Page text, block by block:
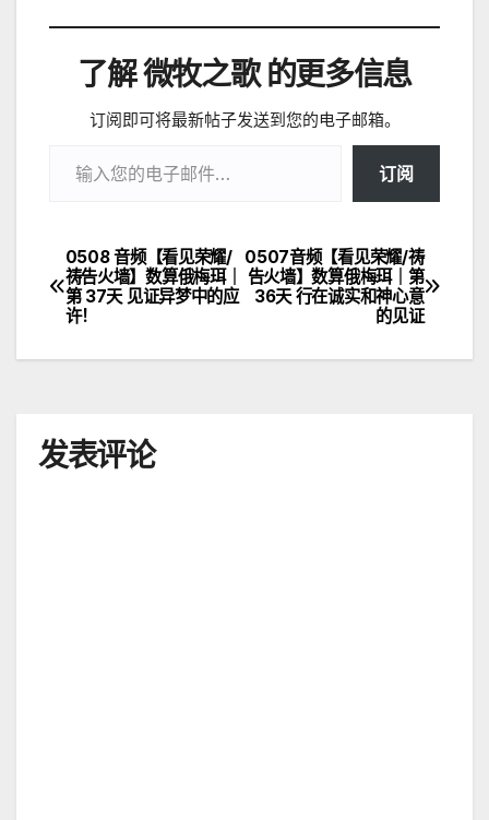
了解 微牧之歌 的更多信息
订阅即可将最新帖子发送到您的电子邮箱。
订阅
文
章
导
0507音频【看见荣耀/祷
告火墙】数算俄梅珥｜第
36天 行在诚实和神心意
的见证
0508 音频【看见荣耀/
祷告火墙】数算俄梅珥｜
第 37天 见证异梦中的应
许！
发表评论